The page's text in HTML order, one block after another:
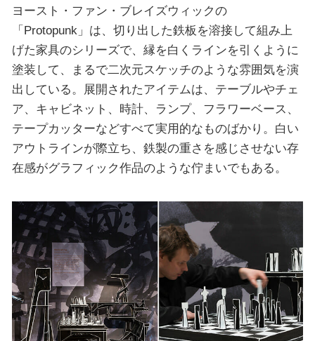
ヨースト・ファン・ブレイズウィックの
「Protopunk」は、切り出した鉄板を溶接して組み上
げた家具のシリーズで、縁を白くラインを引くように
塗装して、まるで二次元スケッチのような雰囲気を演
出している。展開されたアイテムは、テーブルやチェ
ア、キャビネット、時計、ランプ、フラワーベース、
テープカッターなどすべて実用的なものばかり。白い
アウトラインが際立ち、鉄製の重さを感じさせない存
在感がグラフィック作品のような佇まいでもある。